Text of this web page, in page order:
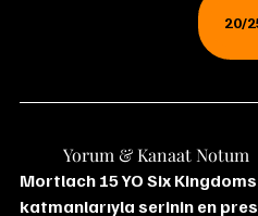
20/
	Yorum & Kanaat Notum
Mortlach 15 YO Six
katmanlarıyla serinin en